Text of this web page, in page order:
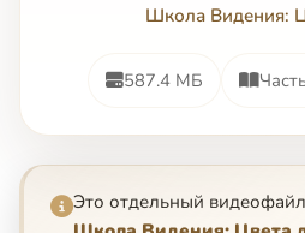
Школа Видения:
587.4 МБ
Это отдельный